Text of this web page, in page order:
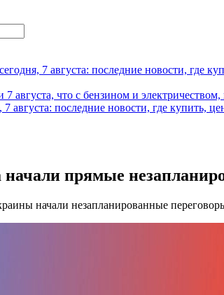
7 августа: последние новости, где
августа, что с бензином и электричеством,
августа: последние новости, где купить,
прямые
начали незапланированные